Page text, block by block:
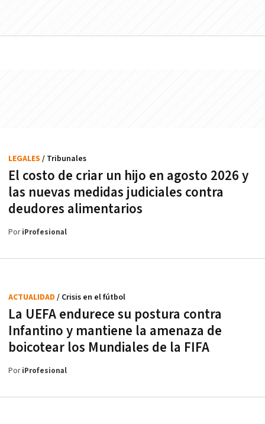
El costo de criar un hijo en agosto 2026 y
las nuevas medidas judiciales contra
deudores alimentarios
LEGALES / Tribunales
PoriProfesional
La UEFA endurece su postura contra
Infantino y mantiene la amenaza de
boicotear los Mundiales de la FIFA
ACTUALIDAD / Crisis en el fútbol
PoriProfesional